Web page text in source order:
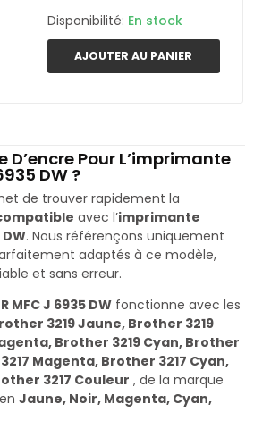
Disponibilité: En stock
AJOUTER AU PANIER
D’encre Pour L’imprimante
DW ?
de trouver rapidement la
avec l’imprimante
DW. Nous référençons uniquement
adaptés à ce modèle,
et sans erreur.
MFC J 6935 DW fonctionne avec les
3219 Jaune, Brother 3219
Brother 3219 Cyan, Brother
Magenta, Brother 3217 Cyan,
3217 Couleur , de la marque
Jaune, Noir, Magenta, Cyan,